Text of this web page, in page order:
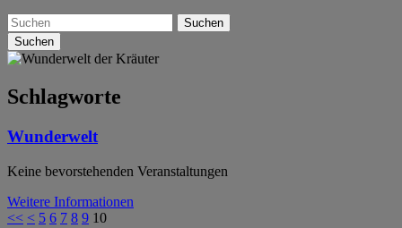
Suchen
Schlagworte
Wunderwelt
Keine bevorstehenden Veranstaltungen
Weitere Informationen
<< < 5 6 7 8 9 10